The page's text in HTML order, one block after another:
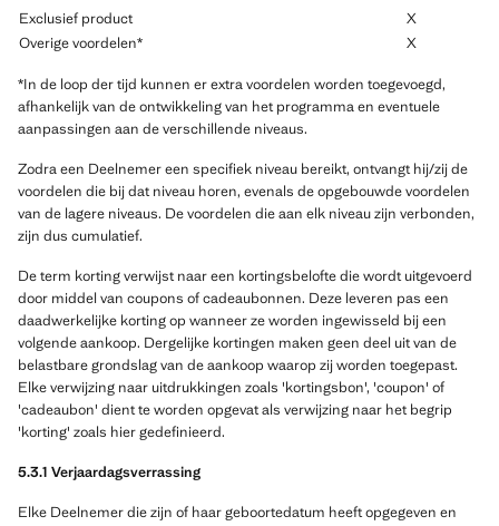
Exclusief product
X
Overige voordelen*
X
*In de loop der tijd kunnen er extra voordelen worden toegevoegd,
afhankelijk van de ontwikkeling van het programma en eventuele
aanpassingen aan de verschillende niveaus.
Zodra een Deelnemer een specifiek niveau bereikt, ontvangt hij/zij de
voordelen die bij dat niveau horen, evenals de opgebouwde voordelen
van de lagere niveaus. De voordelen die aan elk niveau zijn verbonden,
zijn dus cumulatief.
De term korting verwijst naar een kortingsbelofte die wordt uitgevoerd
door middel van coupons of cadeaubonnen. Deze leveren pas een
daadwerkelijke korting op wanneer ze worden ingewisseld bij een
volgende aankoop. Dergelijke kortingen maken geen deel uit van de
belastbare grondslag van de aankoop waarop zij worden toegepast.
Elke verwijzing naar uitdrukkingen zoals 'kortingsbon', 'coupon' of
'cadeaubon' dient te worden opgevat als verwijzing naar het begrip
'korting' zoals hier gedefinieerd.
5.3.1 Verjaardagsverrassing
Elke Deelnemer die zijn of haar geboortedatum heeft opgegeven en